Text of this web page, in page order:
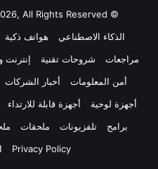
© Copyright 2026, All Rights Reserved |
الذكاء الاصطناعي
هواتف ذكية
مراجعات
شروحات تقنية إنترنت
أمن المعلومات
أخبار الشركات
أجهزة لوحية
أجهزة قابلة للارتداء
برامج
تلفزيونات ملحقات
Privacy Policy